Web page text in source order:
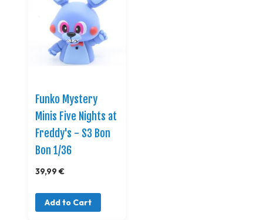
Funko Mystery
Minis Five Nights at
Freddy's - S3 Bon
Bon 1/36
39,99 €
Add to Cart